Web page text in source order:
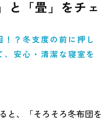
と「畳」をチェ
！？冬支度の前に押し
、安心・清潔な寝室を
と、「そろそろ冬布団を